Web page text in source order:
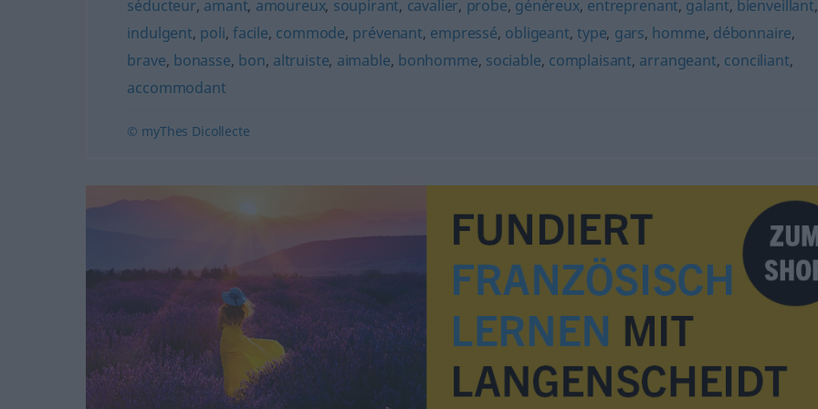
séducteur, amant, amoureux, soupirant, cavalier, probe, généreux, entreprenant, galant, bienveillant,
indulgent, poli, facile, commode, prévenant, empressé, obligeant,type, gars, homme, débonnaire,
brave, bonasse, bon, altruiste, aimable, bonhomme, sociable, complaisant, arrangeant, conciliant,
accommodant
© myThes Dicollecte